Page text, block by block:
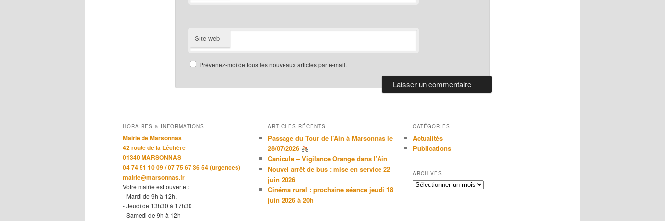
Site web
Prévenez-moi de tous les nouveaux articles par e-mail.
HORAIRES & INFORMATIONS
Mairie de Marsonnas
42 route de la Léchère
01340 MARSONNAS
04 74 51 10 09 / 07 75 67 36 54 (urgences)
mairie@marsonnas.fr
Votre mairie est ouverte :
- Mardi de 9h à 12h,
- Jeudi de 13h30 à 17h30
- Samedi de 9h à 12h
ARTICLES RÉCENTS
Passage du Tour de l’Ain à Marsonnas le
28/07/2026
Canicule – Vigilance Orange dans l’Ain
Nouvel arrêt de bus : mise en service 22
juin 2026
Cinéma rural : prochaine séance jeudi 18
juin 2026 à 20h
CATÉGORIES
Actualités
Publications
ARCHIVES
Archives